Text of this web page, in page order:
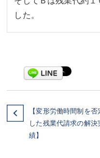
した。
【変形労働時間制を否
した残業代請求の解決
績】